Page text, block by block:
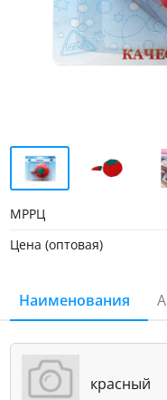
МРРЦ
Цена (оптовая)
Наименования
красный